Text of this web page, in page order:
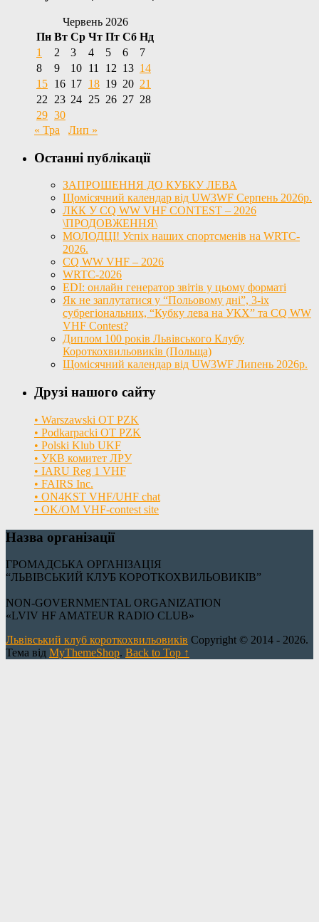
Червень 2026
Пн Вт Ср Чт Пт Сб Нд
1
2 3 4 5 6
7
8
9 10 11 12 13 14
15 16 17 18 19 20 21
22
23 24 25 26 27 28
29 30
« Тра
Лип »
Останні публікації
ЗАПРОШЕННЯ ДО КУБКУ ЛЕВА
Щомісячний календар від UW3WF Серпень 2026р.
ЛКК У CQ WW VHF CONTEST – 2026
\ПРОДОВЖЕННЯ\
МОЛОДЦІ! Успіх наших спортсменів на WRTC-
2026.
CQ WW VHF – 2026
WRTC-2026
EDI: онлайн генератор звітів у цьому форматі
Як не заплутатися у “Польовому дні”, 3-іх
субрегіональних, “Кубку лева на УКХ” та CQ WW
VHF Contest?
Диплом 100 років Львівського Клубу
Короткохвильовиків (Польща)
Щомісячний календар від UW3WF Липень 2026р.
Друзі нашого сайту
• Warszawski OT PZK
• Podkarpacki OT PZK
• Polski Klub UKF
• УКВ комитет ЛРУ
• IARU Reg 1 VHF
• FAIRS Inc.
• ON4KST VHF/UHF chat
• OK/OM VHF-contest site
Назва організації
ГРОМАДСЬКА ОРГАНІЗАЦІЯ
“ЛЬВІВСЬКИЙ КЛУБ КОРОТКОХВИЛЬОВИКІВ”
NON-GOVERNMENTAL ORGANIZATION
«LVIV HF AMATEUR RADIO CLUB»
Львівський клуб короткохвильовиків Copyright © 2014 - 2026.
Тема від MyThemeShop. Back to Top ↑